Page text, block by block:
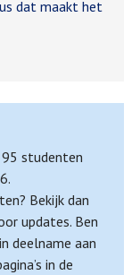
dat maakt het
95 studenten
Bekijk dan
updates. Ben
deelname aan
in de